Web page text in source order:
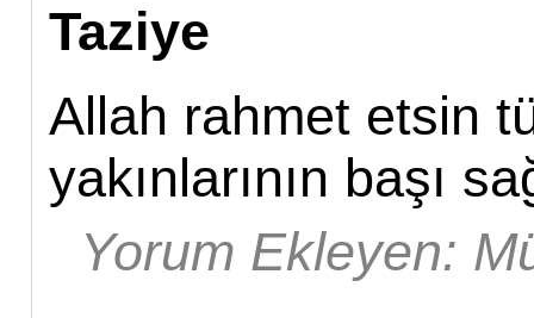
Taziye
Allah rahmet etsin
yakınlarının başı
Yorum Ekleyen: